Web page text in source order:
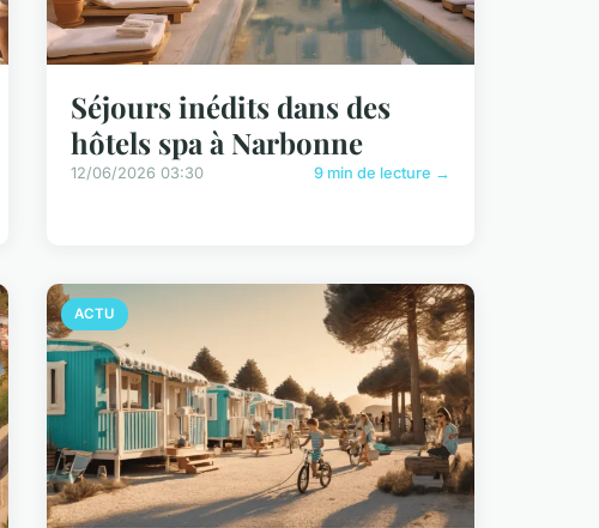
Séjours inédits dans des
hôtels spa à Narbonne
12/06/2026 03:30 9 min de lecture →
ACTU